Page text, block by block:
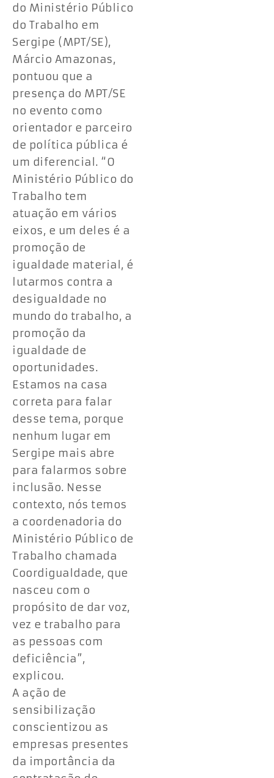
do Ministério Público
do Trabalho em
Sergipe (MPT/SE),
Márcio Amazonas,
pontuou que a
presença do MPT/SE
no evento como
orientador e parceiro
de política pública é
um diferencial. “O
Ministério Público do
Trabalho tem
atuação em vários
eixos, e um deles é a
promoção de
igualdade material, é
lutarmos contra a
desigualdade no
mundo do trabalho, a
promoção da
igualdade de
oportunidades.
Estamos na casa
correta para falar
desse tema, porque
nenhum lugar em
Sergipe mais abre
para falarmos sobre
inclusão. Nesse
contexto, nós temos
a coordenadoria do
Ministério Público de
Trabalho chamada
Coordigualdade, que
nasceu com o
propósito de dar voz,
vez e trabalho para
as pessoas com
deficiência”,
explicou.
A ação de
sensibilização
conscientizou as
empresas presentes
da importância da